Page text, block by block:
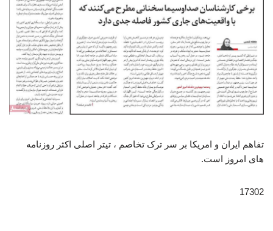
تفاهم ایران و امریکا بر سر ترک تخاصم ، تیتر اصلی اکثر روزنامه
های امروز است.
17302